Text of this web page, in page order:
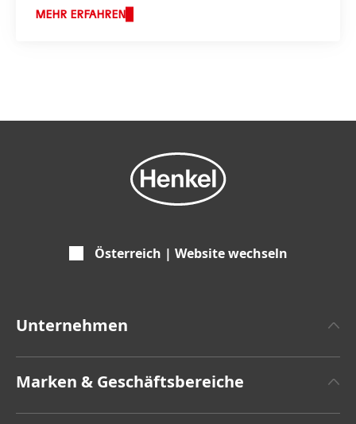
MEHR ERFAHREN
Österreich | Website wechseln
Unternehmen
Marken & Geschäftsbereiche